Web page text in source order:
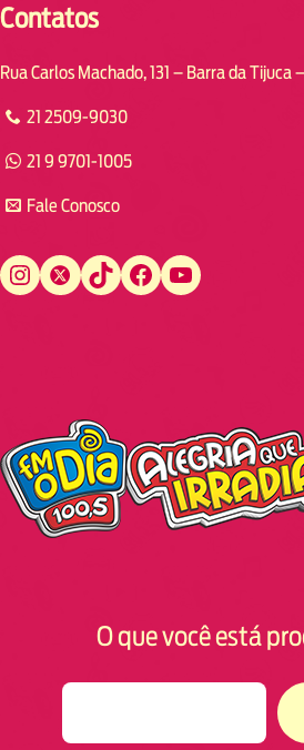
Contatos
Rua Carlos Machado, 131 – Barra da Tijuca
21 2509-9030
21 9 9701-1005
Fale Conosco
Instagram Twitter TikTok Facebook YouTube
O que você está